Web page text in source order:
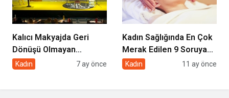
Kalıcı Makyajda Geri
Dönüşü Olmayan
Hatalara Dikkat
Kadın 7 ay önce
Kadın Sağlığında En Çok
Merak Edilen 9 Soruya
Uzmanından Yanıtlar
Kadın 11 ay önce